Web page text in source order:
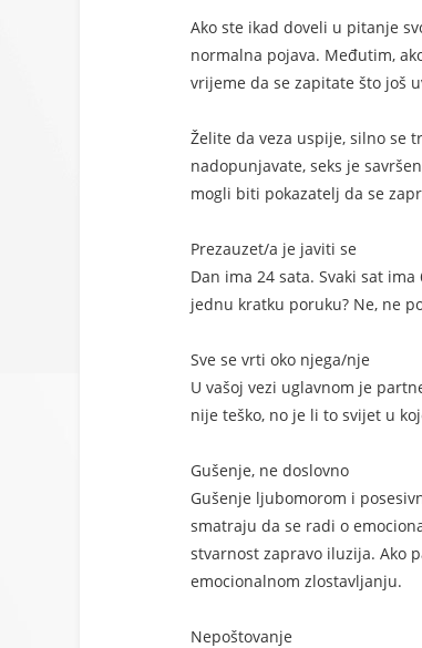
Ako ste ikad doveli u pitanje
normalna pojava. Međutim,
vrijeme da se zapitate što još
Želite da veza uspije, silno se
nadopunjavate, seks je
mogli biti pokazatelj da se
Prezauzet/a je javiti se
Dan ima 24 sata. Svaki sat
jednu kratku poruku? Ne, ne
Sve se vrti oko njega/nje
U vašoj vezi uglavnom je
nije teško, no je li to svijet u
Gušenje, ne doslovno
Gušenje ljubomorom i
smatraju da se radi o
stvarnost zapravo iluzija. Ako
emocionalnom zlostavljanju.
Nepoštovanje